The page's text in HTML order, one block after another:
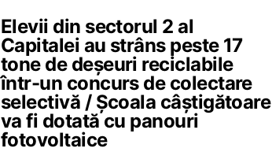
Elevii din sectorul 2 al
Capitalei au strâns peste 17
tone de deșeuri reciclabile
într-un concurs de colectare
selectivă / Școala câștigătoare
va fi dotată cu panouri
fotovoltaice